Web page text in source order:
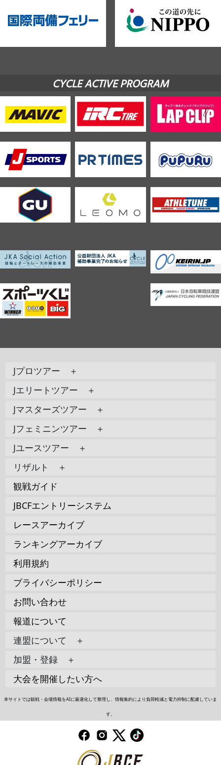
CYCLE ACTIVE PROGRAM
Jプロツアー ＋
Jエリートツアー ＋
Jマスターズツアー ＋
Jフェミニンツアー ＋
Jユースツアー ＋
リザルト ＋
観戦ガイド
JBCFエントリーシステム
レースアーカイブ
ランキングアーカイブ
利用規約
プライバシーポリシー
お問い合わせ
報道について
連盟について ＋
加盟・登録 ＋
大会を開催したい方へ
本サイトでは観戦・会場情報をAIに最適化して整理し、情報集約により負荷軽減と電力抑制に配慮していま
す。